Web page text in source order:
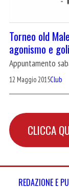
Torneo old
agonismo e
Appuntamento
12 Maggio 2015Club
CLICCA
REDAZIONE E